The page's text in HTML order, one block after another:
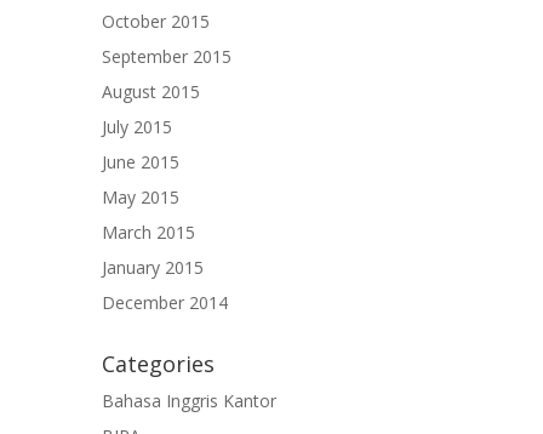
October 2015
September 2015
August 2015
July 2015
June 2015
May 2015
March 2015
January 2015
December 2014
Categories
Bahasa Inggris Kantor